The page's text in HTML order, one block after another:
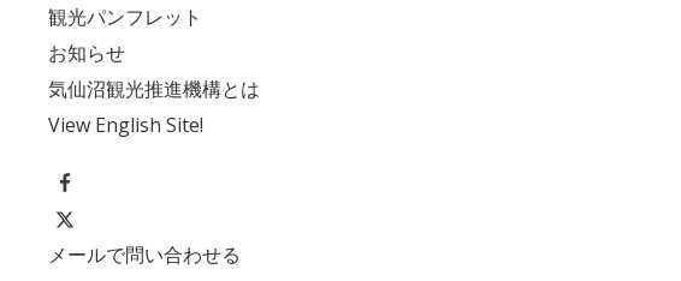
観光パンフレット
お知らせ
気仙沼観光推進機構とは
View English Site!
メールで問い合わせる